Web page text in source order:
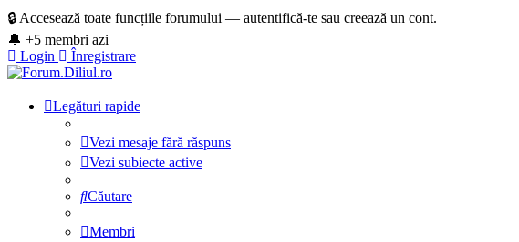
🔒 Accesează toate funcțiile forumului — autentifică-te sau creează un cont.
🔔 +5 membri azi
Login
Înregistrare
Legături rapide
Vezi mesaje fără răspuns
Vezi subiecte active
Căutare
Membri